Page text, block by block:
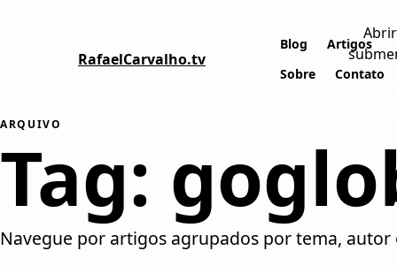
RafaelCarvalho.tv
Blog Artigos
Abrir
Sobre Contato
ARQUIVO
Tag:
Navegue por artigos agrupados por tema,